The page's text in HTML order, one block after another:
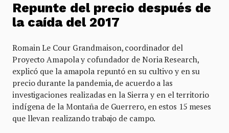
Repunte del precio después de
la caída del 2017
Romain Le Cour Grandmaison, coordinador del
Proyecto Amapola y cofundador de Noria Research,
explicó que la amapola repuntó en su cultivo y en su
precio durante la pandemia, de acuerdo a las
investigaciones realizadas en la Sierra y en el territorio
indígena de la Montaña de Guerrero, en estos 15 meses
que llevan realizando trabajo de campo.